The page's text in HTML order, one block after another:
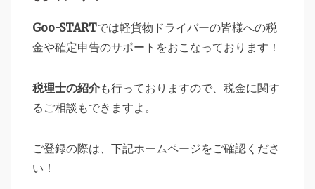
Goo-STARTでは軽貨物ドライバーの皆様への税
金や確定申告のサポートをおこなっております！
税理士の紹介も行っておりますので、税金に関す
るご相談もできますよ。
ご登録の際は、下記ホームページをご確認くださ
い！